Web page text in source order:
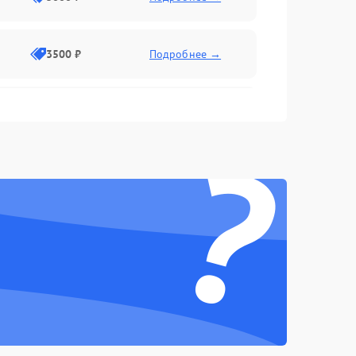
3500 ₽ Подробнее →
2000 ₽ Подробнее →
Подробнее →
Подробнее →
?